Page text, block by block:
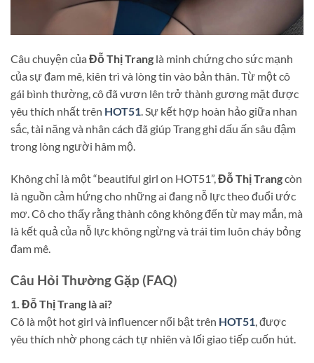
Câu chuyện của Đỗ Thị Trang là minh chứng cho sức mạnh
của sự đam mê, kiên trì và lòng tin vào bản thân. Từ một cô
gái bình thường, cô đã vươn lên trở thành gương mặt được
yêu thích nhất trên HOT51. Sự kết hợp hoàn hảo giữa nhan
sắc, tài năng và nhân cách đã giúp Trang ghi dấu ấn sâu đậm
trong lòng người hâm mộ.
Không chỉ là một “beautiful girl on HOT51”, Đỗ Thị Trangcòn
là nguồn cảm hứng cho những ai đang nỗ lực theo đuổi ước
mơ. Cô cho thấy rằng thành công không đến từ may mắn, mà
là kết quả của nỗ lực không ngừng và trái tim luôn cháy bỏng
đam mê.
Câu Hỏi Thường Gặp (FAQ)
1. Đỗ Thị Trang là ai?
Cô là một hot girl và influencer nổi bật trên HOT51, được
yêu thích nhờ phong cách tự nhiên và lối giao tiếp cuốn hút.